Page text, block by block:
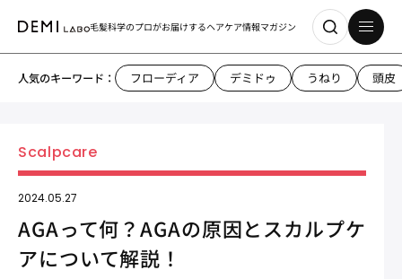
毛髪科学のプロがお届けするヘアケア情報マガジン
人気のキーワード： フローディア デミドゥ うねり 頭皮
2024.05.27
AGAって何？AGAの原因とスカルプケ
アについて解説！